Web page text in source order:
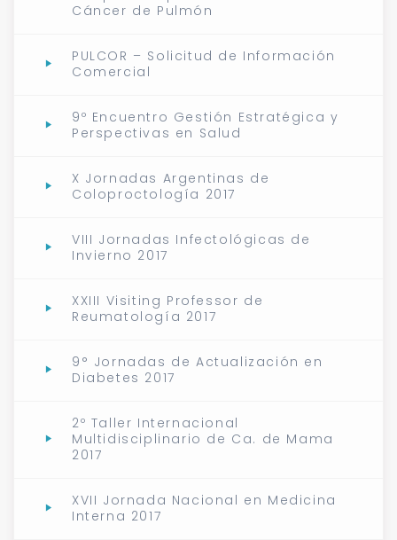
Cáncer de Pulmón
PULCOR – Solicitud de Información
Comercial
9º Encuentro Gestión Estratégica y
Perspectivas en Salud
X Jornadas Argentinas de
Coloproctología 2017
VIII Jornadas Infectológicas de
Invierno 2017
XXIII Visiting Professor de
Reumatología 2017
9° Jornadas de Actualización en
Diabetes 2017
2º Taller Internacional
Multidisciplinario de Ca. de Mama
2017
XVII Jornada Nacional en Medicina
Interna 2017